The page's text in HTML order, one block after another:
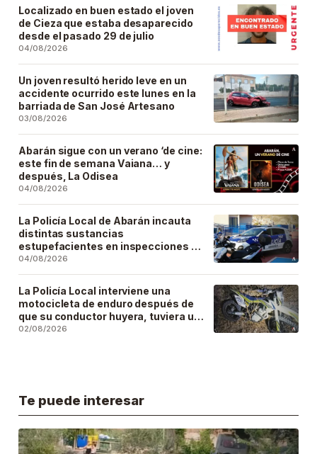
Localizado en buen estado el joven
de Cieza que estaba desaparecido
desde el pasado 29 de julio
04/08/2026
Un joven resultó herido leve en un
accidente ocurrido este lunes en la
barriada de San José Artesano
03/08/2026
Abarán sigue con un verano ‘de cine:
este fin de semana Vaiana… y
después, La Odisea
04/08/2026
La Policía Local de Abarán incauta
distintas sustancias
estupefacientes en inspecciones a
locales públicos del municipio
04/08/2026
La Policía Local interviene una
motocicleta de enduro después de
que su conductor huyera, tuviera un
accidente y la abandonara
02/08/2026
Te puede interesar